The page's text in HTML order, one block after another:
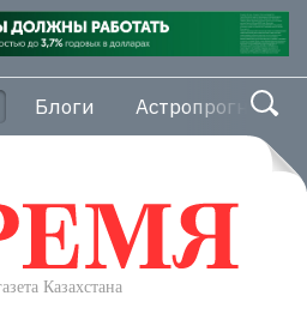
Блоги Астропрогноз